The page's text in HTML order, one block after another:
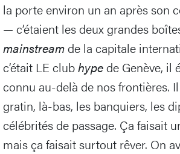
la porte environ un an après son
— c’étaient les deux grandes
mainstreamde la capitale
c’était LE clubhypede Genève, il
connu au-delà de nos frontières.
gratin, là-bas, les banquiers, les
célébrités de passage. Ça faisait
mais ça faisait surtout rêver. On